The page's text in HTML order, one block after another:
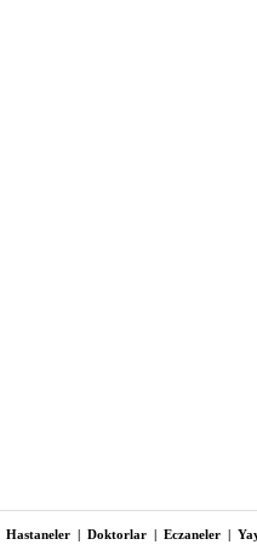
Hastaneler | Doktorlar | Eczaneler |